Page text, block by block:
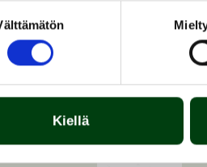
Kiellä